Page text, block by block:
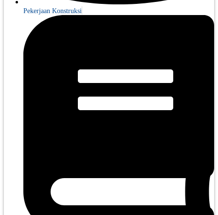
Pekerjaan Konstruksi